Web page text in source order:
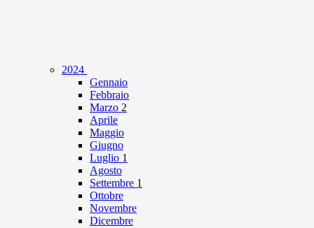
2024
Gennaio
Febbraio
Marzo 2
Aprile
Maggio
Giugno
Luglio 1
Agosto
Settembre 1
Ottobre
Novembre
Dicembre